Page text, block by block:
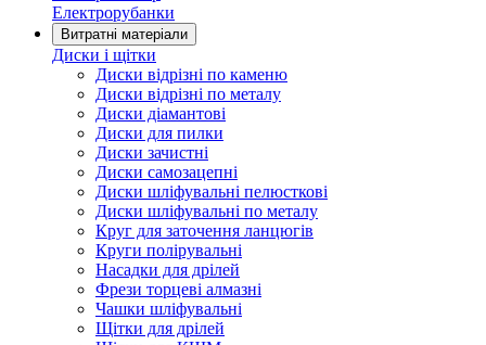
Електрорубанки
Витратні матеріали
Диски і щітки
Диски відрізні по каменю
Диски відрізні по металу
Диски діамантові
Диски для пилки
Диски зачистні
Диски самозацепні
Диски шліфувальні пелюсткові
Диски шліфувальні по металу
Круг для заточення ланцюгів
Круги полірувальні
Насадки для дрілей
Фрези торцеві алмазні
Чашки шліфувальні
Щітки для дрілей